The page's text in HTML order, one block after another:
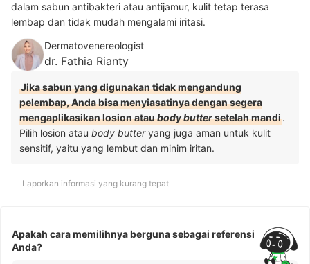
dalam sabun antibakteri atau antijamur, kulit tetap terasa
lembap dan tidak mudah mengalami iritasi.
Dermatovenereologist
dr. Fathia Rianty
Jika sabun yang digunakan tidak mengandung
pelembap, Anda bisa menyiasatinya dengan segera
mengaplikasikan losion ataubody buttersetelah mandi.
Pilih losion atau body butteryang juga aman untuk kulit
sensitif, yaitu yang lembut dan minim iritan.
Laporkan informasi yang kurang tepat
Apakah cara memilihnya berguna sebagai referensi
Anda?